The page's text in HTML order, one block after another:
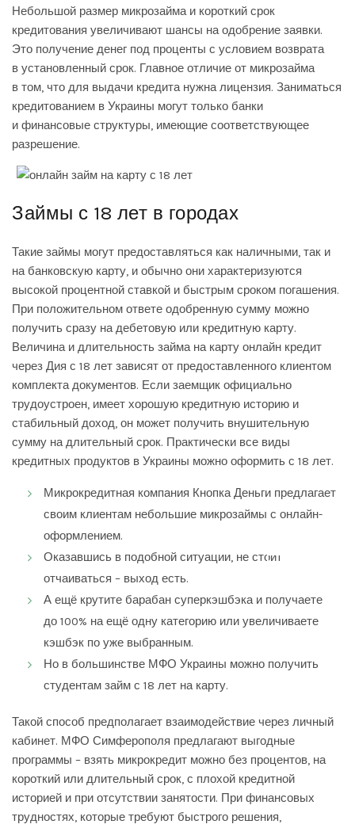
Небольшой размер микрозайма и короткий срок
кредитования увеличивают шансы на одобрение заявки.
Это получение денег под проценты с условием возврата
в установленный срок. Главное отличие от микрозайма
в том, что для выдачи кредита нужна лицензия. Заниматься
кредитованием в Украины могут только банки
и финансовые структуры, имеющие соответствующее
разрешение.
Займы с 18 лет в городах
Такие займы могут предоставляться как наличными, так и
на банковскую карту, и обычно они характеризуются
высокой процентной ставкой и быстрым сроком погашения.
При положительном ответе одобренную сумму можно
получить сразу на дебетовую или кредитную карту.
Величина и длительность займа на карту онлайн кредит
через Дия с 18 лет зависят от предоставленного клиентом
комплекта документов. Если заемщик официально
трудоустроен, имеет хорошую кредитную историю и
стабильный доход, он может получить внушительную
сумму на длительный срок. Практически все виды
кредитных продуктов в Украины можно оформить с 18 лет.
Микрокредитная компания Кнопка Деньги предлагает
своим клиентам небольшие микрозаймы с онлайн-
оформлением.
Оказавшись в подобной ситуации, не стоит
отчаиваться – выход есть.
А ещё крутите барабан суперкэшбэка и получаете
до 100% на ещё одну категорию или увеличиваете
кэшбэк по уже выбранным.
Но в большинстве МФО Украины можно получить
студентам займ с 18 лет на карту.
Такой способ предполагает взаимодействие через личный
кабинет. МФО Симферополя предлагают выгодные
программы – взять микрокредит можно без процентов, на
короткий или длительный срок, с плохой кредитной
историей и при отсутствии занятости. При финансовых
трудностях, которые требуют быстрого решения,
DISMISS